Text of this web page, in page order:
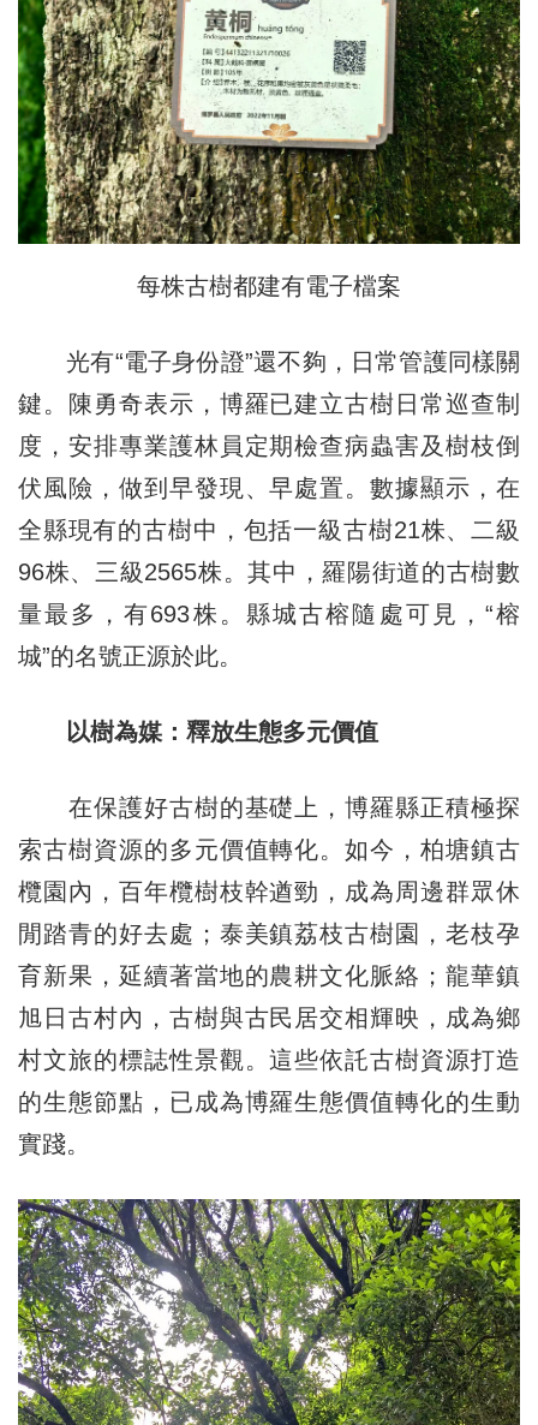
每株古樹都建有電子檔案
光有“電子身份證”還不夠，日常管護同樣關
鍵。陳勇奇表示，博羅已建立古樹日常巡查制
度，安排專業護林員定期檢查病蟲害及樹枝倒
伏風險，做到早發現、早處置。數據顯示，在
全縣現有的古樹中，包括一級古樹21株、二級
96株、三級2565株。其中，羅陽街道的古樹數
量最多，有693株。縣城古榕隨處可見，“榕
城”的名號正源於此。
以樹為媒：釋放生態多元價值
在保護好古樹的基礎上，博羅縣正積極探
索古樹資源的多元價值轉化。如今，柏塘鎮古
欖園內，百年欖樹枝幹遒勁，成為周邊群眾休
閒踏青的好去處；泰美鎮荔枝古樹園，老枝孕
育新果，延續著當地的農耕文化脈絡；龍華鎮
旭日古村內，古樹與古民居交相輝映，成為鄉
村文旅的標誌性景觀。這些依託古樹資源打造
的生態節點，已成為博羅生態價值轉化的生動
實踐。